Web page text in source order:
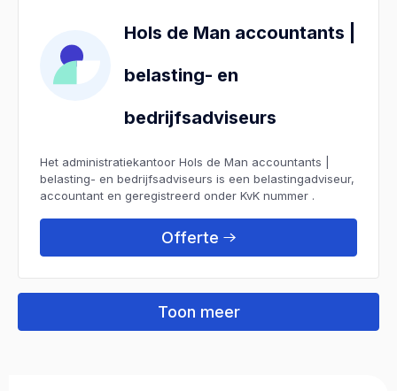
Hols de Man accountants |
belasting- en
bedrijfsadviseurs
Het administratiekantoor Hols de Man accountants |
belasting- en bedrijfsadviseurs is een belastingadviseur,
accountant en geregistreerd onder KvK nummer .
Offerte
Toon meer